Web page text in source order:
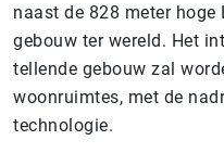
naast de 828 meter
gebouw ter wereld. Het
tellende gebouw zal
woonruimtes, met de
technologie.